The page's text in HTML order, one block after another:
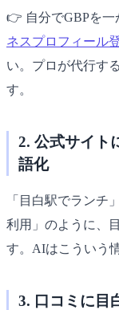
👉 自分でGBPを一
ネスプロフィール
い。プロが代行す
す。
2. 公式サイト
語化
「目白駅でランチ
利用」のように、
す。AIはこういう
3. 口コミに目